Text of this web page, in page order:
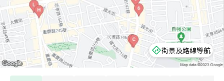
街景及路線導航